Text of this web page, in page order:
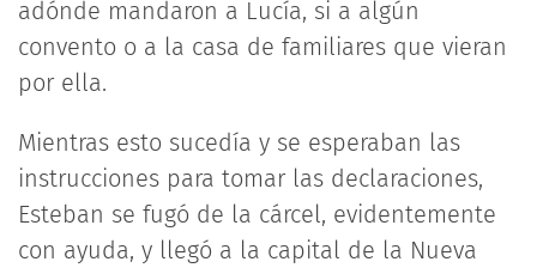
adónde mandaron a Lucía, si a algún
convento o a la casa de familiares que vieran
por ella.
Mientras esto sucedía y se esperaban las
instrucciones para tomar las declaraciones,
Esteban se fugó de la cárcel, evidentemente
con ayuda, y llegó a la capital de la Nueva